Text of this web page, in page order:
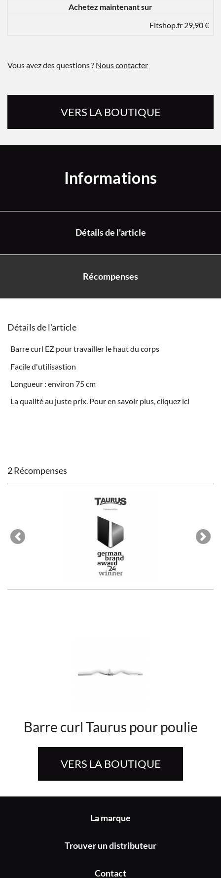
Achetez maintenant sur
Fitshop.fr 29,90 €
Vous avez des questions ? Nous contacter
VERS LA BOUTIQUE
Informations
Détails de l'article
Récompenses
Détails de l'article
Barre curl EZ pour travailler le haut du corps
Facile d'utilisastion
Longueur : environ 75 cm
La qualité au juste prix. Pour en savoir plus, cliquez ici
2 Récompenses
Previous Next
Barre curl Taurus pour poulie
VERS LA BOUTIQUE
La marque
Trouver un distributeur
Contact